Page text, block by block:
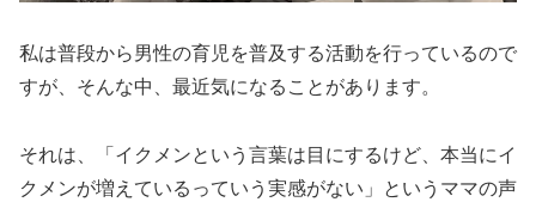
私は普段から男性の育児を普及する活動を行っているので
すが、そんな中、最近気になることがあります。
それは、「イクメンという言葉は目にするけど、本当にイ
クメンが増えているっていう実感がない」というママの声